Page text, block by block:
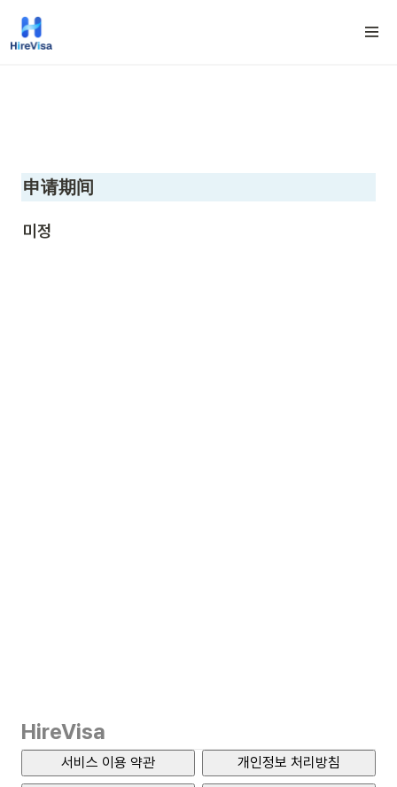
申请期间
미정
HireVisa
서비스 이용 약관
개인정보 처리방침